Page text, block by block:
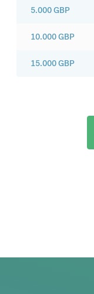
5.000GBP
10.000GBP
15.000GBP